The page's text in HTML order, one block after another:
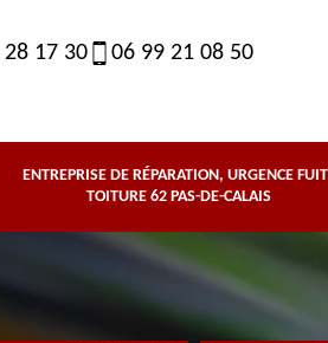
17 30 06 99 21 08 50
ENTREPRISE DE RÉPARATION, URGENCE
TOITURE 62 PAS-DE-CALAIS